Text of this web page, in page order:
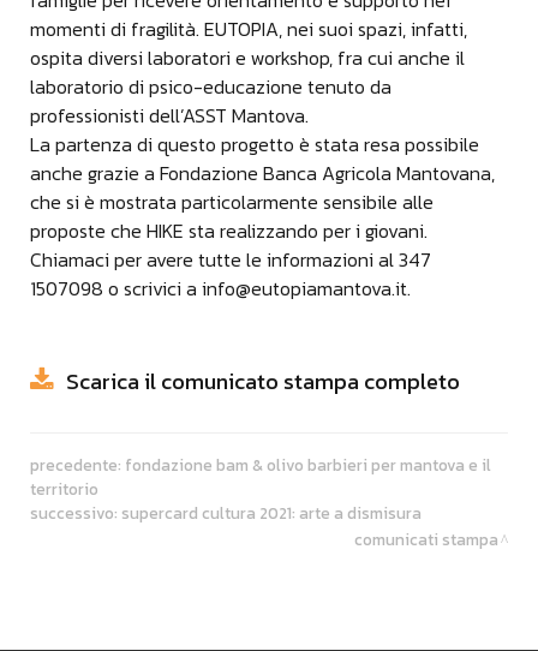
momenti di fragilità. EUTOPIA, nei suoi spazi, infatti,
ospita diversi laboratori e workshop, fra cui anche il
laboratorio di psico-educazione tenuto da
professionisti dell’ASST Mantova.
La partenza di questo progetto è stata resa possibile
anche grazie a Fondazione Banca Agricola Mantovana,
che si è mostrata particolarmente sensibile alle
proposte che HIKE sta realizzando per i giovani.
Chiamaci per avere tutte le informazioni al 347
1507098 o scrivici a info@eutopiamantova.it.
Scarica il comunicato stampa completo
precedente: fondazione bam & olivo barbieri per mantova e il
territorio
successivo: supercard cultura 2021: arte a dismisura
comunicati stampa